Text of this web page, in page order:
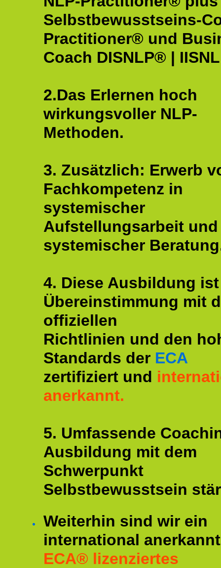
Selbstbewusstseins-
Practitioner® und
Coach DISNLP® |
2.Das Erlernen hoch
wirkungsvoller NLP-
Methoden.
3. Zusätzlich: Erwerb
Fachkompetenz in
systemischer
Aufstellungsarbeit und
systemischer
4. Diese Ausbildung
Übereinstimmung mit
offiziellen
Richtlinien und den
Standards der ECA
zertifiziert und
anerkannt.
5. Umfassende
Ausbildung mit dem
Schwerpunkt
Selbstbewusstsein
Weiterhin sind wir ein
international
ECA® lizenziertes